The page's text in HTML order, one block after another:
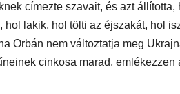
címezte szavait, és azt állította,
lakik, hol tölti az éjszakát, hol
Orbán nem változtatja meg
cinkosa marad, emlékezzen